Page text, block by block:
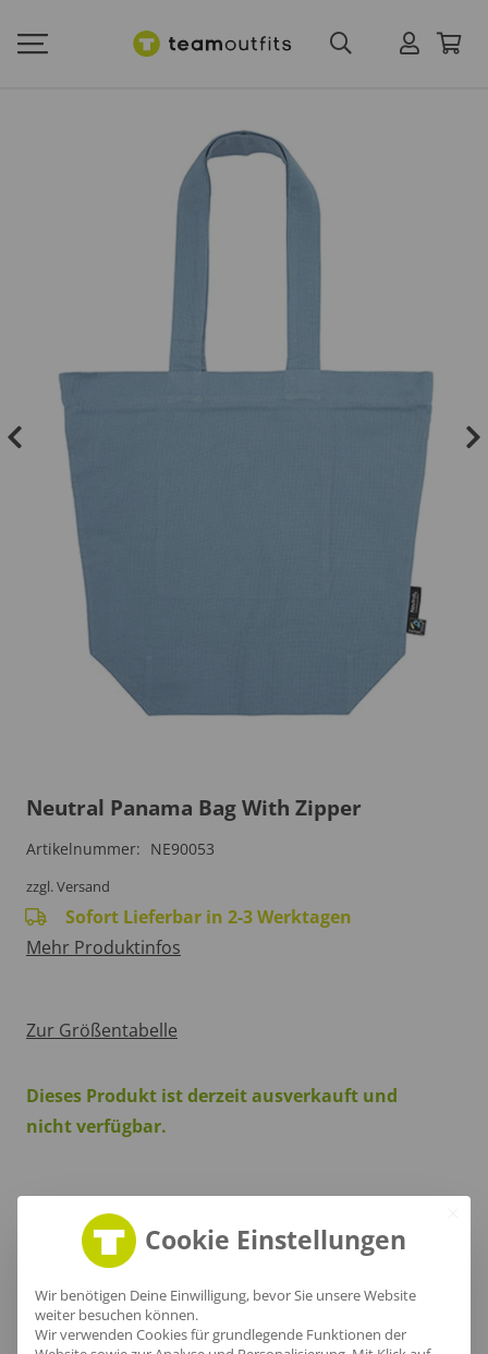
Neutral Panama Bag With Zipper
Artikelnummer: NE90053
zzgl. Versand
Sofort Lieferbar in 2-3 Werktagen
Mehr Produktinfos
Zur Größentabelle
Dieses Produkt ist derzeit ausverkauft und
nicht verfügbar.
Produktinfo
Artikel-Nr.:NE90053
Cookie Einstellungen
Wir benötigen Deine Einwilligung, bevor Sie unsere Website
weiter besuchen können.
Wir verwenden Cookies für grundlegende Funktionen der